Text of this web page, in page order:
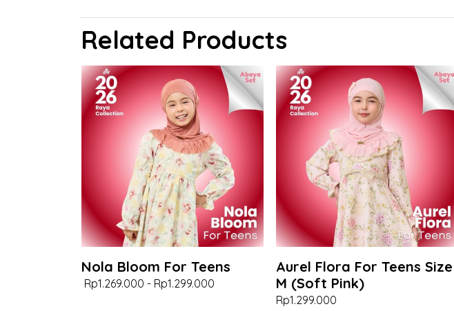
Related Products
Nola Bloom For Teens
Rp1.269.000 - Rp1.299.000
Aurel Flora For Teens Size
M (Soft Pink)
Rp1.299.000